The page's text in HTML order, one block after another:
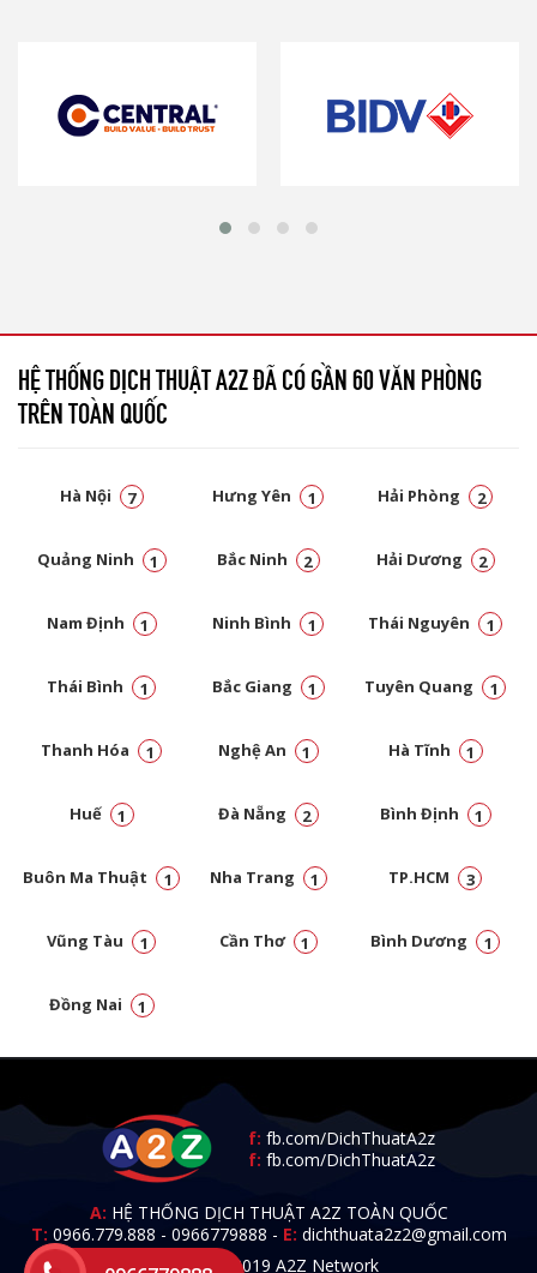
HỆ THỐNG DỊCH THUẬT A2Z ĐÃ CÓ GẦN 60 VĂN PHÒNG
TRÊN TOÀN QUỐC
Hà Nội 7 Hưng Yên 1 Hải Phòng 2
Quảng Ninh 1 Bắc Ninh 2 Hải Dương 2
Nam Định 1 Ninh Bình 1 Thái Nguyên 1
Thái Bình 1 Bắc Giang 1 Tuyên Quang 1
Thanh Hóa 1 Nghệ An 1 Hà Tĩnh 1
Huế 1 Đà Nẵng 2 Bình Định 1
Buôn Ma Thuật 1 Nha Trang 1 TP.HCM 3
Vũng Tàu 1 Cần Thơ 1 Bình Dương 1
Đồng Nai 1
f: fb.com/DichThuatA2z
f: fb.com/DichThuatA2z
A: HỆ THỐNG DỊCH THUẬT A2Z TOÀN QUỐC
T: 0966.779.888 - 0966779888 - E: dichthuata2z2@gmail.com
© 2009 - 2019 A2Z Network